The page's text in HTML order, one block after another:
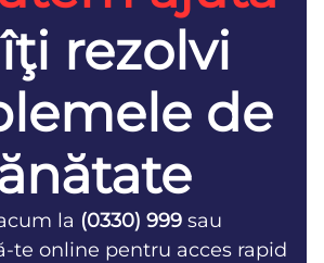
rezolvi
de
la (0330) 999 sau
te online pentru acces rapid